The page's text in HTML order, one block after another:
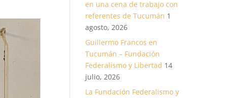
en una cena de trabajo con
referentes de Tucumán 1
agosto, 2026
Guillermo Francos en
Tucumán – Fundación
Federalismo y Libertad 14
julio, 2026
La Fundación Federalismo y